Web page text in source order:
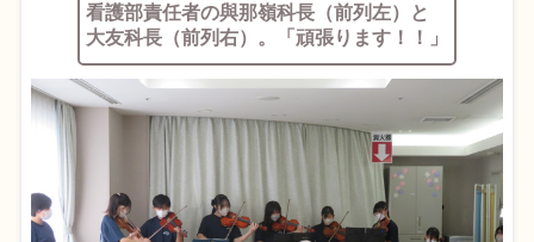
看護部責任者の與那嶺科長（前列左）と
大友科長（前列右）。「頑張ります！！」